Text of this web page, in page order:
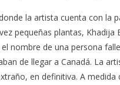
la artista cuenta con la
pequeñas plantas, Khadija
nombre de una persona
de llegar a Canadá. La
en definitiva. A medida